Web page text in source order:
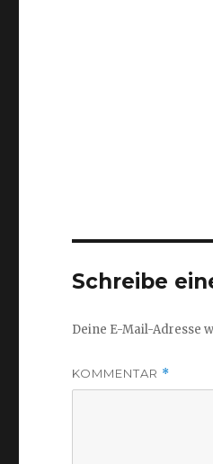
Schreibe
Deine E-Mail-Adresse
KOMMENTAR *